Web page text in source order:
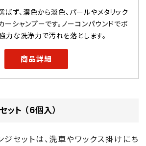
ばず、濃色から淡色、パールやメタリック
ーシャンプーです。ノーコンパウンドでボ
力な洗浄力で汚れを落とします。
商品詳細
ット （6個入）
ジセットは、洗車やワックス掛けにち